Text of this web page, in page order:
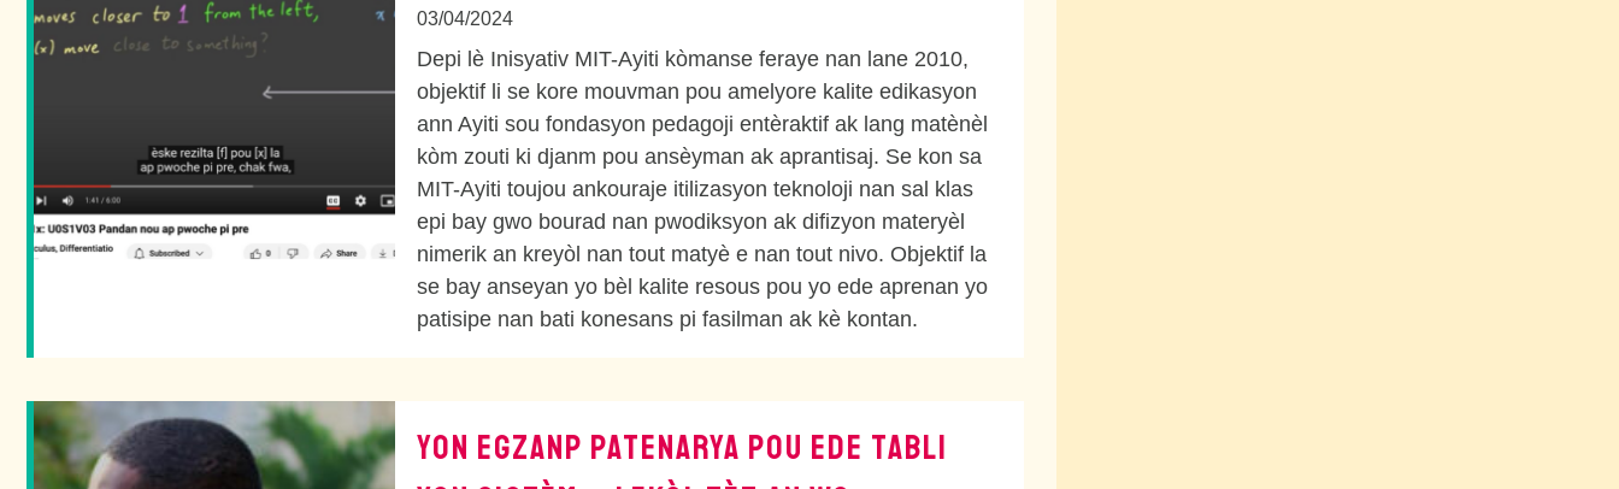
03/04/2024
Depi lè Inisyativ MIT-Ayiti kòmanse feraye nan lane 2010,
objektif li se kore mouvman pou amelyore kalite edikasyon
ann Ayiti sou fondasyon pedagoji entèraktif ak lang matènèl
kòm zouti ki djanm pou ansèyman ak aprantisaj. Se kon sa
MIT-Ayiti toujou ankouraje itilizasyon teknoloji nan sal klas
epi bay gwo bourad nan pwodiksyon ak difizyon materyèl
nimerik an kreyòl nan tout matyè e nan tout nivo. Objektif la
se bay anseyan yo bèl kalite resous pou yo ede aprenan yo
patisipe nan bati konesans pi fasilman ak kè kontan.
YON EGZANP PATENARYA POU EDE TABLI